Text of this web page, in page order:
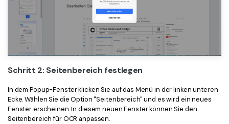
Schritt 2: Seitenbereich festlegen
In dem Popup-Fenster klicken Sie auf das Menü in der linken unteren
Ecke. Wählen Sie die Option "Seitenbereich" und es wird ein neues
Fenster erscheinen. In diesem neuen Fenster können Sie den
Seitenbereich für OCR anpassen.